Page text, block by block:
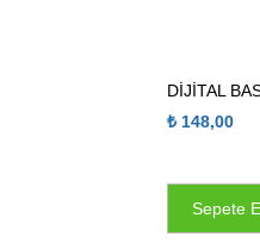
DİJİTAL
₺ 148,00
Sepete